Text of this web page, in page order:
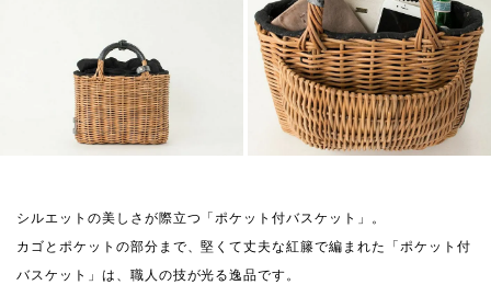
シルエットの美しさが際立つ「ポケット付バスケット」。
カゴとポケットの部分まで、堅くて丈夫な紅籐で編まれた「ポケット付
バスケット」は、職人の技が光る逸品です。